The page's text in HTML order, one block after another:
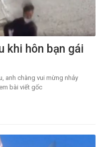
khi hôn bạn gái
anh chàng vui mừng nhảy
bài viết gốc